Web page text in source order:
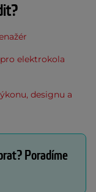
elektrokola
designu a
Poradíme